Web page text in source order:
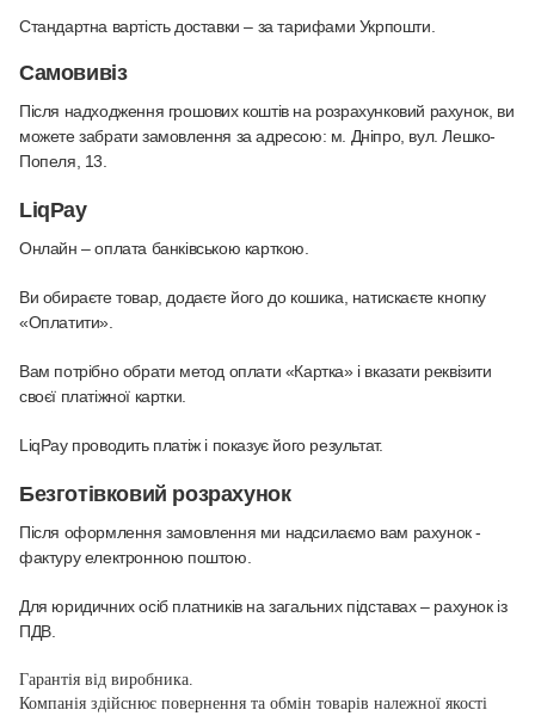
Стандартна вартість доставки – за тарифами Укрпошти.
Самовивіз
Після надходження грошових коштів на розрахунковий рахунок, ви
можете забрати замовлення за адресою: м. Дніпро, вул. Лешко-
Попеля, 13.
LiqPay
Онлайн – оплата банківською карткою
Ви обираєте товар, додаєте його до кошика, натискаєте кнопку
«Оплатити».
Вам потрібно обрати метод оплати «Картка» і вказати реквізити
своєї платіжної картки.
LiqPay проводить платіж і показує його результат.
Безготівковий розрахунок
Після оформлення замовлення ми надсилаємо вам рахунок -
фактуру електронною поштою.
Для юридичних осіб платників на загальних підставах – рахунок із
ПДВ.
Гарантія від виробника.
Компанія здійснює повернення та обмін товарів належної якості